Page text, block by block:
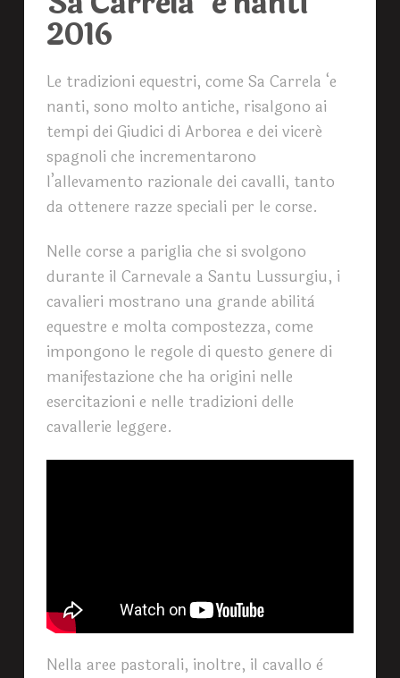
2016
Le tradizioni equestri, come Sa Carrela ‘e
nanti, sono molto antiche, risalgono ai
tempi dei Giudici di Arborea e dei viceré
spagnoli che incrementarono
l’allevamento razionale dei cavalli, tanto
da ottenere razze speciali per le corse.
Nelle corse a pariglia che si svolgono
durante il Carnevale a Santu Lussurgiu, i
cavalieri mostrano una grande abilità
equestre e molta compostezza, come
impongono le regole di questo genere di
manifestazione che ha origini nelle
esercitazioni e nelle tradizioni delle
cavallerie leggere.
Nella aree pastorali, inoltre, il cavallo è